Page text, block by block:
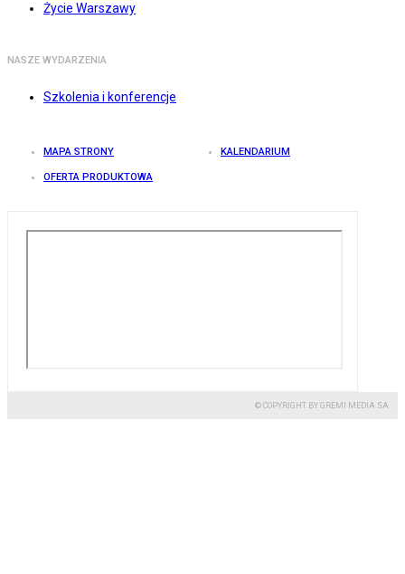
Życie Warszawy
NASZE WYDARZENIA
Szkolenia i konferencje
MAPA STRONY KALENDARIUM
OFERTA PRODUKTOWA
© COPYRIGHT BY GREMI MEDIA SA